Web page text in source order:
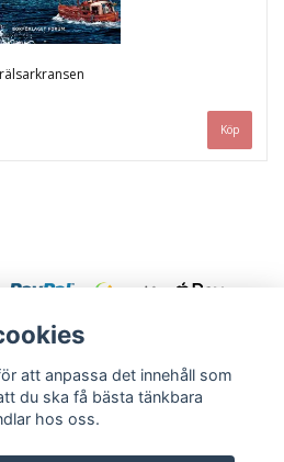
att kontakta oss.
att anpassa det innehåll som
du ska få bästa tänkbara
hos oss.